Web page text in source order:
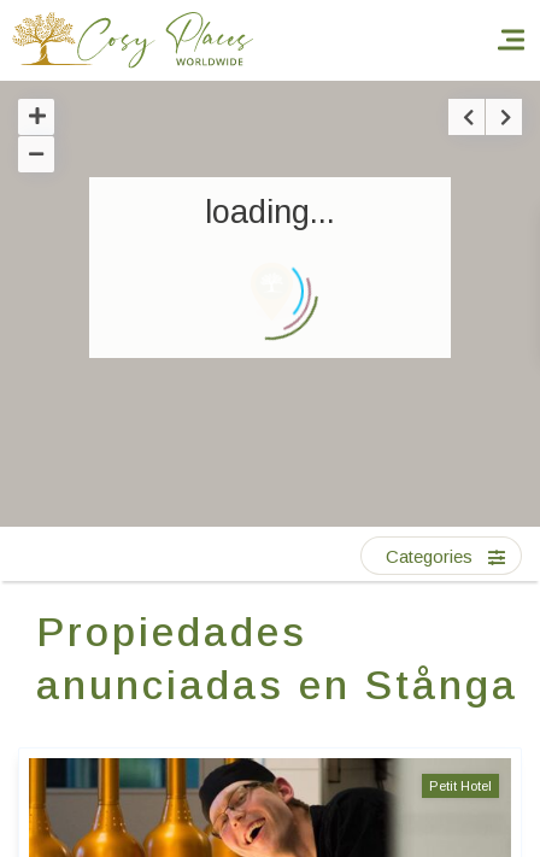
Inicio
Reservar una estancia
Nuestra colección mundial
ES EN FR
loading...
Propiedades
anunciadas en Stånga
Categories
Petit Hotel